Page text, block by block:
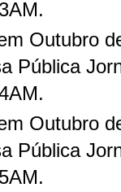
Outubro
Pública
Outubro
Pública